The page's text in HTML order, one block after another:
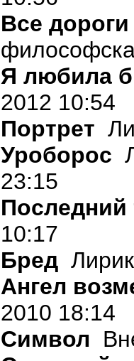
Все
Я любила
2012 10:54
Портрет
Уроборос
23:15
Последний
10:17
Бред
Ангел
2010 18:14
Символ